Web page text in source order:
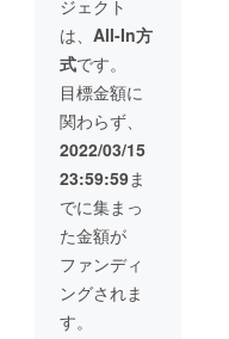
は「前
日18時
以降の
キャン
セル・
ノー
ショー
：
100％」
とさせ
ていた
だきま
す。 ※
ハイ
シーズ
ン
月頃よ
りご購
入者先
行予約
の受付
を開始
させて
いただ
きます
（先着
順）。
※ご予約
時の
キャン
セリポ
リシー
んだん
に使っ
た夕
食、朝
食付
き。お
飲み物
飲み放
題。温
泉入り
放題で
す。 ロ
ゴ入り
モバイ
ルバッ
テリー
ングリ
ゾート
１泊２
日 貸
切宿泊
チケッ
ト＋に
加え、
当施設
内のよ
く見え
る位置
に【企
業名ま
たはお
名前】
バイル
バッテ
リー ●
お礼の
メール
グラン
ドオー
プン後
にご宿
泊いた
だける
「リ
ゾート
宿泊」
チケッ
ト（通
ジェクト
は、 All-In方
式です。
目標金額に
関わらず、
2022/03/15
23:59:59ま
でに集まっ
た金額が
ファンディ
ングされま
す。